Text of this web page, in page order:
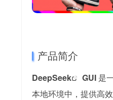
产品简介
DeepSeek GUI 是
本地环境中，提供高